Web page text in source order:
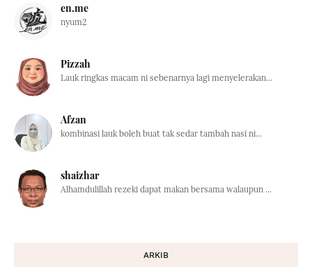
en.me
nyum2
Pizzah
Lauk ringkas macam ni sebenarnya lagi menyelerakan...
Afzan
kombinasi lauk boleh buat tak sedar tambah nasi ni...
shaizhar
Alhamdulillah rezeki dapat makan bersama walaupun ...
ARKIB